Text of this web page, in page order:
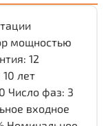
мощностью
12
лет
Число фаз: 3
входное